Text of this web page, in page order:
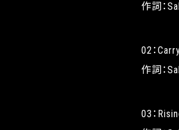
作詞：
02：
作詞：
03：